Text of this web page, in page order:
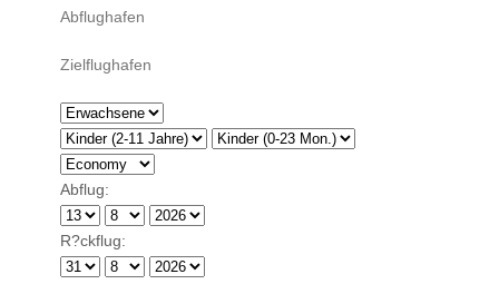
Abflug:
R?ckflug: